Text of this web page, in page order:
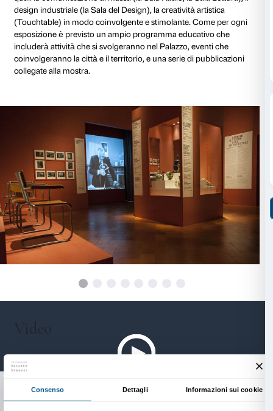
che segnò, negli anni del regime fascista, una
estrema creatività. Un’epoca che ha
storia italiana. Gli anni Trenta sono anche il periodo
una modernizzazione che segna una svolta negli
l’affermazione di un’idea ancora attuale di uomo
chiamare “la via italiana alla modernità”:
così come in pittura e in scultura, che si esprime
rimeditazione degli stimoli provenienti dal contesto
francese e tedesco, ma anche scandinavo e russo
l’ascolto e la riproposta di una tradizione – quella
Trecento e Quattrocento.
La mostra Anni Trenta. Arti in Italia oltre il fascismo
per dimostrare come Palazzo Strozzi sia fortemente
storia del Paese e della città ma è anche
Palazzo Strozzi il visitatore non è passivo, è attivo e
interattivo! Attraverso una serie di attività
infatti, il visitatore potrà esplorare alcuni dei temi
design industriale (la Sala del Design), la creatività
(Touchtable) in modo coinvolgente e stimolante.
esposizione è previsto un ampio programma
coinvolgeranno la città e il territorio, e una serie di